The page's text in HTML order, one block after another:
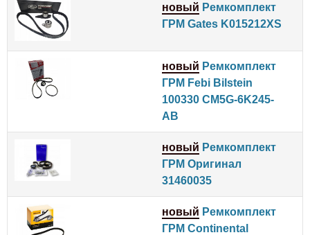
новый Ремкомплект
ГРМ Gates K015212XS
новый Ремкомплект
ГРМ Febi Bilstein
100330 CM5G-6K245-
AB
новый Ремкомплект
ГРМ Оригинал
31460035
новый Ремкомплект
ГРМ Continental